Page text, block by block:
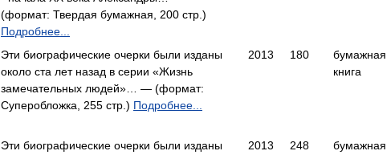
(формат: Твердая бумажная, 200 стр.)
Подробнее...
Эти биографические очерки были изданы
около ста лет назад в серии «Жизнь
замечательных людей»… — (формат:
Суперобложка, 255 стр.) Подробнее...
2013 180
бумажная
книга
Эти биографические очерки были изданы
2013 248
бумажная